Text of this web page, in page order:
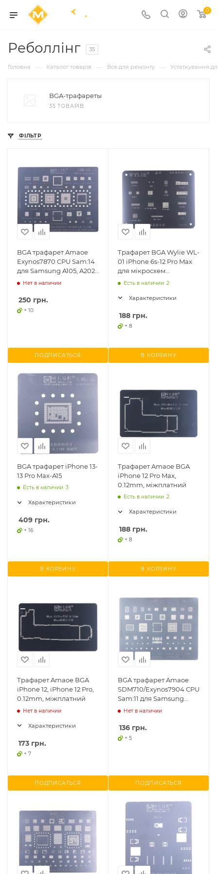
0
Реболлінг 35
Головна — Каталог товарів — Все для ремонту — Устаткування
BGA-трафареты
35 ТОВАРІВ
ФІЛЬТР
BGA трафарет Amaoe
Exynos7870 CPU Sam:14
для Samsung A105, A202,
A305, A40s A407, A505,
Нет в наличии
250 грн.
+ 10
ПОДПИСАТЬСЯ
Трафарет BGA Wylie WL-
01 iPhone 6s-12 Pro Max
для мікросхем
керування сенсором
Есть в наличии: 2
Характеристики
188 грн.
+ 8
В КОРЗИНУ
BGA трафарет iPhone 13-
13 Pro Max-A15
Есть в наличии: 3
Характеристики
409 грн.
+ 16
В КОРЗИНУ
Трафарет Amaoe BGA
iPhone 12 Pro Max,
0.12mm, міжплатний
Есть в наличии: 2
Характеристики
188 грн.
+ 8
В КОРЗИНУ
Трафарет Amaoe BGA
iPhone 12, iPhone 12 Pro,
0.12mm, міжплатний
Нет в наличии
Характеристики
173 грн.
+ 7
ПОДПИСАТЬСЯ
BGA трафарет Amaoe
SDM710/Exynos7904 CPU
Sam:11 для Samsung
Galaxy A30 A305, J7 J720,
Нет в наличии
136 грн.
+ 5
ПОДПИСАТЬСЯ